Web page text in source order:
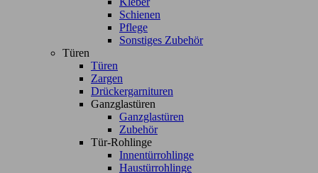
Schienen
Pflege
Sonstiges Zubehör
Türen
Türen
Zargen
Drückergarnituren
Ganzglastüren
Ganzglastüren
Zubehör
Tür-Rohlinge
Innentürrohlinge
Haustürrohlinge